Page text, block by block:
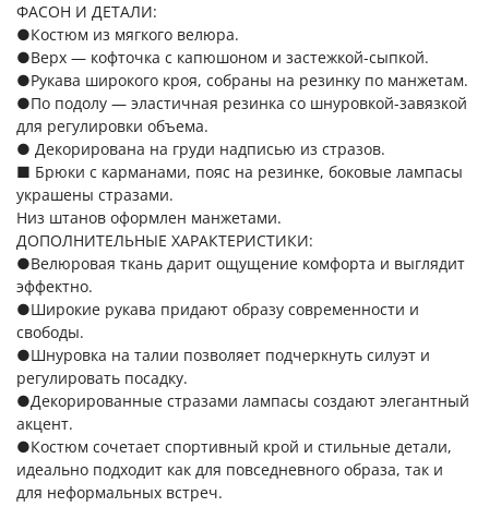
ФАСОН И ДЕТАЛИ:
●Костюм из мягкого велюра.
●Верх — кофточка с капюшоном и застежкой-сыпкой.
●Рукава широкого кроя, собраны на резинку по манжетам.
●По подолу — эластичная резинка со шнуровкой-завязкой
для регулировки объема.
● Декорирована на груди надписью из стразов.
■ Брюки с карманами, пояс на резинке, боковые лампасы
украшены стразами.
Низ штанов оформлен манжетами.
ДОПОЛНИТЕЛЬНЫЕ ХАРАКТЕРИСТИКИ:
●Велюровая ткань дарит ощущение комфорта и выглядит
эффектно.
●Широкие рукава придают образу современности и
свободы.
●Шнуровка на талии позволяет подчеркнуть силуэт и
регулировать посадку.
●Декорированные стразами лампасы создают элегантный
акцент.
●Костюм сочетает спортивный крой и стильные детали,
идеально подходит как для повседневного образа, так и
для неформальных встреч.